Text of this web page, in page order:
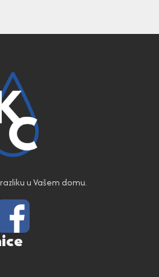
u Vašem domu.